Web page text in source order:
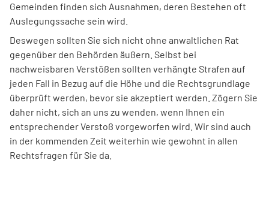
Gemeinden finden sich Ausnahmen, deren Bestehen oft
Auslegungssache sein wird.
Deswegen sollten Sie sich nicht ohne anwaltlichen Rat
gegenüber den Behörden äußern. Selbst bei
nachweisbaren Verstößen sollten verhängte Strafen auf
jeden Fall in Bezug auf die Höhe und die Rechtsgrundlage
überprüft werden, bevor sie akzeptiert werden. Zögern Sie
daher nicht, sich an uns zu wenden, wenn Ihnen ein
entsprechender Verstoß vorgeworfen wird. Wir sind auch
in der kommenden Zeit weiterhin wie gewohnt in allen
Rechtsfragen für Sie da.